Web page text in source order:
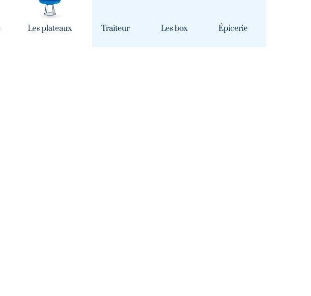
Les plateaux Traiteur Les box Épicerie